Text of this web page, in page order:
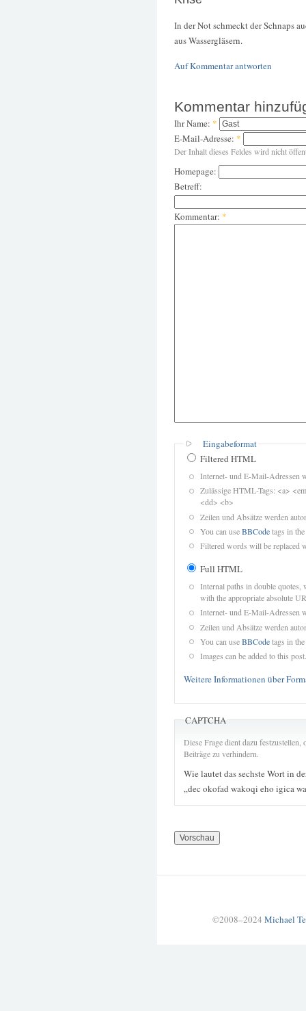
In der Not schmeckt der Schnaps
aus Wassergläsern.
Auf Kommentar antworten
Kommentar
Ihr Name: *
E-Mail-Adresse: *
Der Inhalt dieses Feldes wird nicht
Homepage:
Betreff:
Kommentar: *
Eingabeformat
Filtered HTML
Internet- und E-Mail-Adressen
Zulässige HTML-Tags: <a>
<dd> <b>
Zeilen und Absätze werden
You can useBBCodetags in
Filtered words will be replaced
Full HTML
Internal paths in double quotes,
with the appropriate absolute
Internet- und E-Mail-Adressen
Zeilen und Absätze werden
You can useBBCodetags in
Images can be added to this post.
Weitere Informationen über
CAPTCHA
Diese Frage dient dazu
Beiträge zu verhindern.
Wie lautet das sechste Wort in
„dec okofad wakoqi eho igica
©2008–2024 Michael